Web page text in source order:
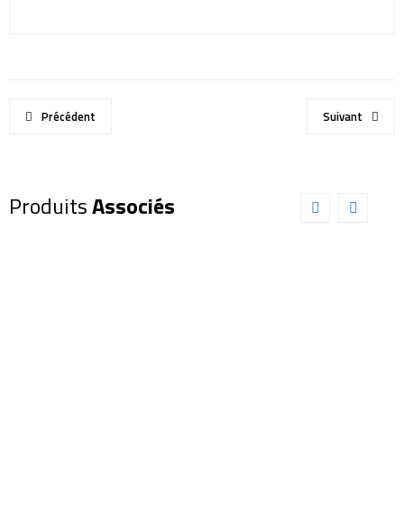
Précédent Suivant
ProduitsAssociés